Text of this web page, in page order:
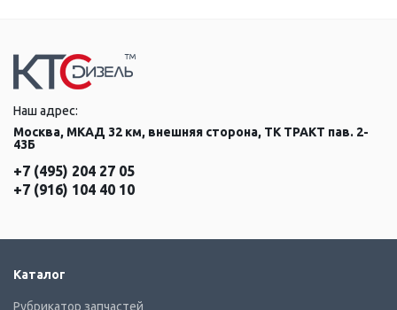
Наш адрес:
Москва, МКАД 32 км, внешняя сторона, ТК ТРАКТ пав. 2-
43Б
+7 (495) 204 27 05
+7 (916) 104 40 10
Каталог
Рубрикатор запчастей